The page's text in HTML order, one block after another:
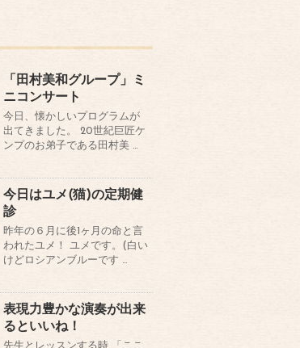
「田村美和グループ」ミ
ニコンサート
今日、懐かしいプログラムが
出てきました。 20世紀巨匠ケ
ンプのお弟子である田村美 …
今日はユメ(猫)の定期健
診
昨年の６月に後1ヶ月の命と言
われたユメ！ ユメです。(白い
けどロシアンブルーです …
表現力豊かな演奏が出来
るといいね！